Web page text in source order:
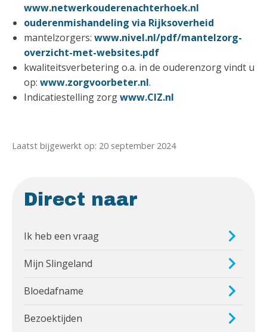
www.netwerkouderenachterhoek.nl
ouderenmishandeling via Rijksoverheid
mantelzorgers: www.nivel.nl/pdf/mantelzorg-
overzicht-met-websites.pdf
kwaliteitsverbetering o.a. in de ouderenzorg vindt u
op: www.zorgvoorbeter.nl.
Indicatiestelling zorgwww.CIZ.nl
Laatst bijgewerkt op: 20 september 2024
Direct naar
Ik heb een vraag
Mijn Slingeland
Bloedafname
Bezoektijden